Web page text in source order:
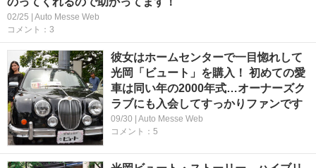
02/25 | Auto Messe Web
コメント：3
彼女はホームセンターで一目惚れして
光岡「ビュート」を購入！ 初めての愛
車は同い年の2000年式…オーナーズク
ラブにも入会してすっかりファンです
09/30 | Auto Messe Web
コメント：5